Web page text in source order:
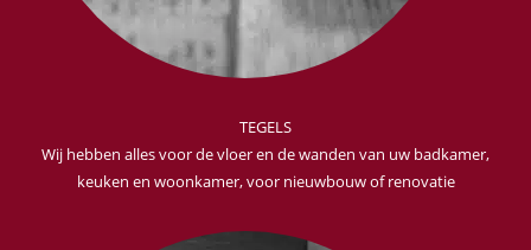
TEGELS
Wij hebben alles voor de vloer en de wanden van uw badkamer,
keuken en woonkamer, voor nieuwbouw of renovatie